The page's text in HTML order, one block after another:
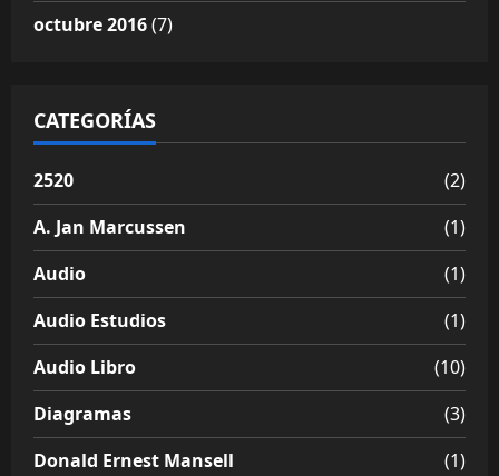
octubre 2016(7)
CATEGORÍAS
2520
(2)
A. Jan Marcussen
(1)
Audio
(1)
Audio Estudios
(1)
Audio Libro
(10)
Diagramas
(3)
Donald Ernest Mansell
(1)